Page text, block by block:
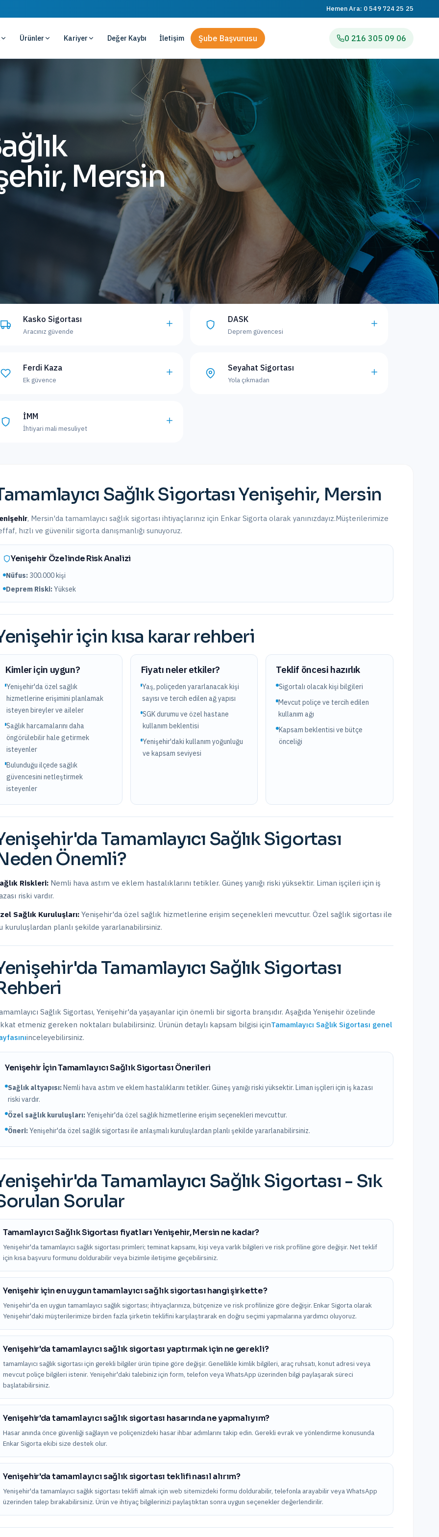
Hemen Ara: 0 549 724 25 25
Ürünler Kariyer Değer Kaybı İletişim Şube Başvurusu 0 216 305 09 06
Mersin
Kasko Sigortası
Aracınız güvende
DASK
Deprem güvencesi
Ferdi Kaza
Ek güvence
Seyahat Sigortası
Yola çıkmadan
İMM
İhtiyari mali mesuliyet
Sağlık SigortasıYenişehir, Mersin
, Mersin'da tamamlayıcı sağlık sigortası ihtiyaçlarınız için Enkar Sigorta olarak yanınızdayız.Müşterilerimize
hızlı ve güvenilir sigorta danışmanlığı sunuyoruz.
Yenişehir Özelinde Risk Analizi
Nüfus: 300.000kişi
Deprem Riski:Yüksek
için kısa karar rehberi
Kimler için uygun?
Yenişehir'da özel sağlık
hizmetlerine erişimini planlamak
isteyen bireyler ve aileler
Sağlık harcamalarını daha
öngörülebilir hale getirmek
isteyenler
Bulunduğu ilçede sağlık
güvencesini netleştirmek
isteyenler
Fiyatı neler etkiler?
Yaş, poliçeden yararlanacak kişi
sayısı ve tercih edilen ağ yapısı
SGK durumu ve özel hastane
kullanım beklentisi
Yenişehir'daki kullanım yoğunluğu
ve kapsam seviyesi
Teklif öncesi hazırlık
Sigortalı olacak kişi bilgileri
Mevcut poliçe ve tercih edilen
kullanım ağı
Kapsam beklentisi ve bütçe
önceliği
'da Tamamlayıcı Sağlık Sigortası
Önemli?
Riskleri: Nemli hava astım ve eklem hastalıklarını tetikler. Güneş yanığı riski yüksektir. Liman işçileri için iş
riski vardır.
Sağlık Kuruluşları: Yenişehir'da özel sağlık hizmetlerine erişim seçenekleri mevcuttur. Özel sağlık sigortası ile
kuruluşlardan planlı şekilde yararlanabilirsiniz.
'da Tamamlayıcı Sağlık Sigortası
Sağlık Sigortası, Yenişehir'da yaşayanlar için önemli bir sigorta branşıdır. Aşağıda Yenişehir özelinde
etmeniz gereken noktaları bulabilirsiniz. Ürünün detaylı kapsam bilgisi içinTamamlayıcı Sağlık Sigortası genel
inceleyebilirsiniz.
Yenişehir İçinTamamlayıcı Sağlık SigortasıÖnerileri
Sağlık altyapısı:Nemli hava astım ve eklem hastalıklarını tetikler. Güneş yanığı riski yüksektir. Liman işçileri için iş kazası
riski vardır.
Özel sağlık kuruluşları:Yenişehir'daözel sağlık hizmetlerine erişim seçenekleri mevcuttur.
Öneri:Yenişehir'da özel sağlık sigortası ile anlaşmalı kuruluşlardan planlı şekilde yararlanabilirsiniz.
'da Tamamlayıcı Sağlık Sigortası - Sık
Sorular
Tamamlayıcı Sağlık Sigortası fiyatları Yenişehir, Mersin ne kadar?
Yenişehir'da tamamlayıcı sağlık sigortası primleri; teminat kapsamı, kişi veya varlık bilgileri ve risk profiline göre değişir. Net teklif
için kısa başvuru formunu doldurabilir veya bizimle iletişime geçebilirsiniz.
Yenişehir için en uygun tamamlayıcı sağlık sigortası hangi şirkette?
Yenişehir'da en uygun tamamlayıcı sağlık sigortası; ihtiyaçlarınıza, bütçenize ve risk profilinize göre değişir. Enkar Sigorta olarak
Yenişehir'daki müşterilerimize birden fazla şirketin teklifini karşılaştırarak en doğru seçimi yapmalarına yardımcı oluyoruz.
Yenişehir'da tamamlayıcı sağlık sigortası yaptırmak için ne gerekli?
tamamlayıcı sağlık sigortası için gerekli bilgiler ürün tipine göre değişir. Genellikle kimlik bilgileri, araç ruhsatı, konut adresi veya
mevcut poliçe bilgileri istenir. Yenişehir'daki talebiniz için form, telefon veya WhatsApp üzerinden bilgi paylaşarak süreci
başlatabilirsiniz.
Yenişehir'da tamamlayıcı sağlık sigortası hasarında ne yapmalıyım?
Hasar anında önce güvenliği sağlayın ve poliçenizdeki hasar ihbar adımlarını takip edin. Gerekli evrak ve yönlendirme konusunda
Enkar Sigorta ekibi size destek olur.
Yenişehir'da tamamlayıcı sağlık sigortası teklifi nasıl alırım?
Yenişehir'da tamamlayıcı sağlık sigortası teklifi almak için web sitemizdeki formu doldurabilir, telefonla arayabilir veya WhatsApp
üzerinden talep bırakabilirsiniz. Ürün ve ihtiyaç bilgilerinizi paylaştıktan sonra uygun seçenekler değerlendirilir.